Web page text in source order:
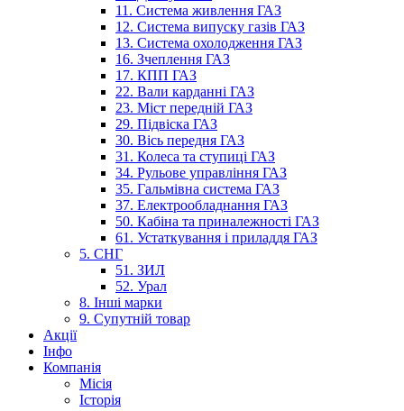
11. Система живлення ГАЗ
12. Система випуску газів ГАЗ
13. Система охолодження ГАЗ
16. Зчеплення ГАЗ
17. КПП ГАЗ
22. Вали карданні ГАЗ
23. Міст передній ГАЗ
29. Підвіска ГАЗ
30. Вісь передня ГАЗ
31. Колеса та ступиці ГАЗ
34. Рульове управління ГАЗ
35. Гальмівна система ГАЗ
37. Електрообладнання ГАЗ
50. Кабіна та приналежності ГАЗ
61. Устаткування і приладдя ГАЗ
5. СНГ
51. ЗИЛ
52. Урал
8. Інші марки
9. Супутній товар
Акції
Інфо
Компанія
Місія
Історія